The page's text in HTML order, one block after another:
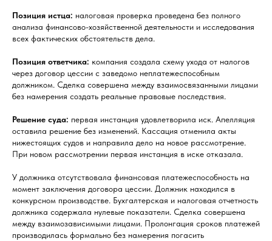
Позиция истца: налоговая проверка проведена без полного
анализа финансово-хозяйственной деятельности и исследования
всех фактических обстоятельств дела.
Позиция ответчика: компания создала схему ухода от налогов
через договор цессии с заведомо неплатежеспособным
должником. Сделка совершена между взаимосвязанными лицами
без намерения создать реальные правовые последствия.
Решение суда: первая инстанция удовлетворила иск. Апелляция
оставила решение без изменений. Кассация отменила акты
нижестоящих судов и направила дело на новое рассмотрение.
При новом рассмотрении первая инстанция в иске отказала.
У должника отсутствовала финансовая платежеспособность на
момент заключения договора цессии. Должник находился в
конкурсном производстве. Бухгалтерская и налоговая отчетность
должника содержала нулевые показатели. Сделка совершена
между взаимозависимыми лицами. Пролонгация сроков платежей
производилась формально без намерения погасить